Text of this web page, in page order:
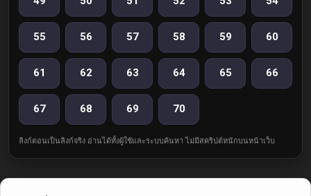
55 56 57 58 59 60
61 62 63 64 65 66
67 68 69 70
ลิงก์ตอนเป็นลิงก์จริง อ่านได้ทั้งผู้ใช้และระบบค้นหา ไม่มีสคริปต์หนักบนหน้าเว็บ